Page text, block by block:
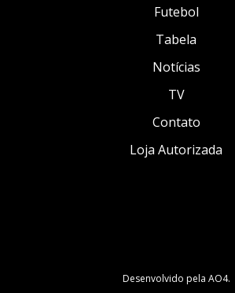
Futebol
Tabela
Notícias
TV
Contato
Loja Autorizada
Desenvolvido pela AO4.